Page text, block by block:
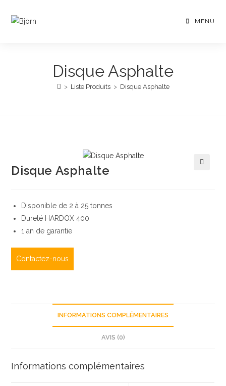
MENU
Disque Asphalte
> Liste Produits > Disque Asphalte
Disque Asphalte
Disponible de 2 à 25 tonnes
Dureté HARDOX 400
1 an de garantie
Contactez-nous
INFORMATIONS COMPLÉMENTAIRES
AVIS (0)
Informations complémentaires